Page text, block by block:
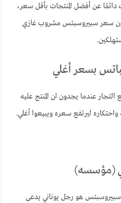
دائمًا عن أفضل المنتجات بأقل سعر،
سعر سبيروسبتس مشروب غازي
بسعر أغلي
عندما يجدون ان المنتج عليه
ليرتفع سعره ويبيعوا أغلي.
(مؤسسه)
هو رجل يوناني يدعى